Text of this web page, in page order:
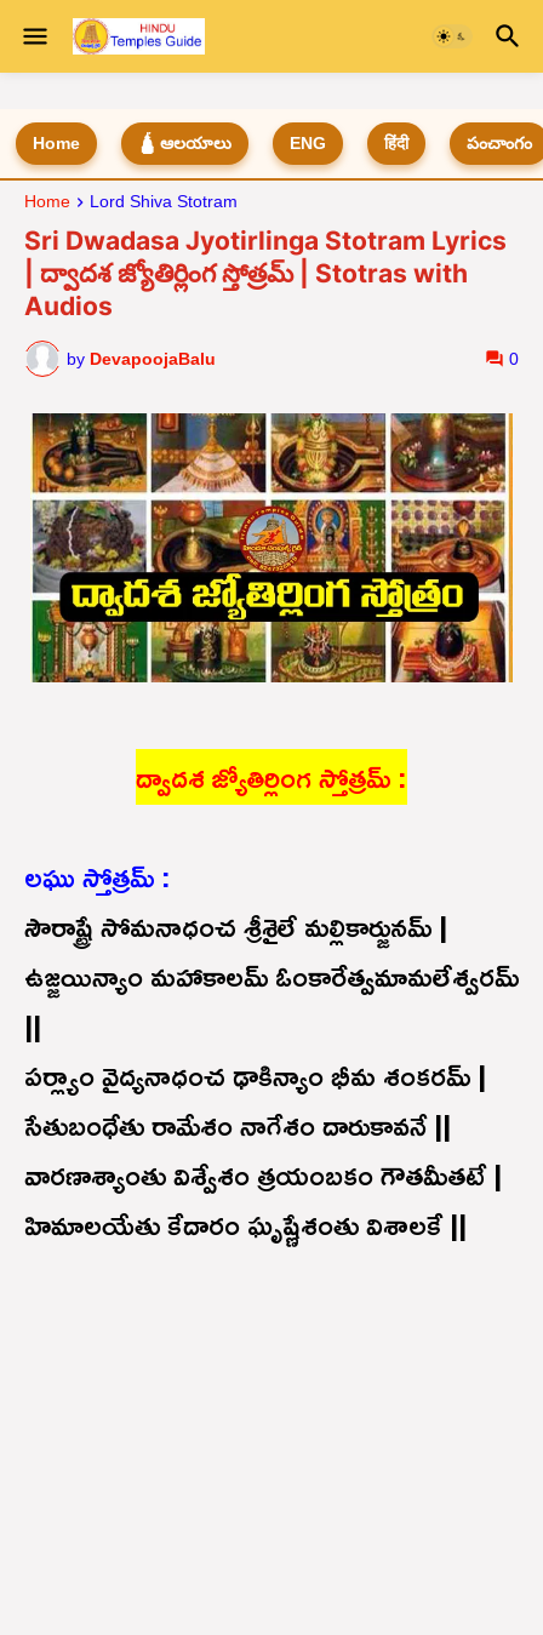
Home 🛕 ఆలయాలు ENG हिंदी పంచాంగం
Home Lord Shiva Stotram
Sri Dwadasa Jyotirlinga Stotram Lyrics
| ద్వాదశ జ్యోతిర్లింగ స్తోత్రమ్ | Stotras with
Audios
by DevapoojaBalu 0
ద్వాదశ జ్యోతిర్లింగ స్తోత్రమ్ :
లఘు స్తోత్రమ్ :
సౌరాష్ట్రే సోమనాధంచ శ్రీశైలే మల్లికార్జునమ్ |
ఉజ్జయిన్యాం మహాకాలమ్ ఓంకారేత్వమామలేశ్వరమ్
||
పర్ల్యాం వైద్యనాధంచ ఢాకిన్యాం భీమ శంకరమ్ |
సేతుబంధేతు రామేశం నాగేశం దారుకావనే ||
వారణాశ్యాంతు విశ్వేశం త్రయంబకం గౌతమీతటే |
హిమాలయేతు కేదారం ఘృష్ణేశంతు విశాలకే ||